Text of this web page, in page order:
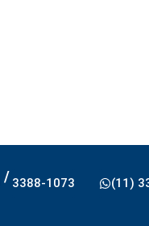
/ 3388-1073 (11)